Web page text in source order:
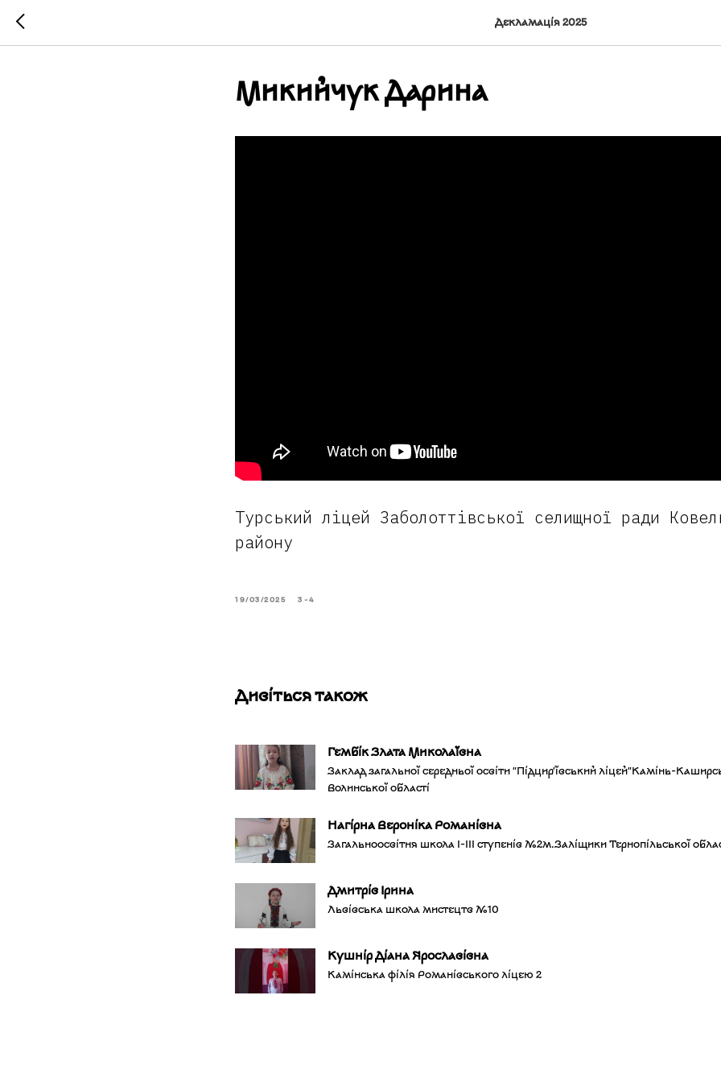
Декламація 2025
Микийчук Дарина
Турський ліцей Заболоттівської селищної ради
району
19/03/2025 3-4
Дивіться також
Гембік Злата Миколаївна
Заклад загальної середньої освіти "Підцир'ївський ліцей"Камінь-
Волинської області
Нагірна Вероніка Романівна
Загальноосвітня школа І-ІІІ ступенів №2м.Заліщики Тернопільської
Дмитрів Ірина
Львівська школа мистецтв №10
Кушнір Діана Ярославівна
Камінська філія Романівського ліцею 2